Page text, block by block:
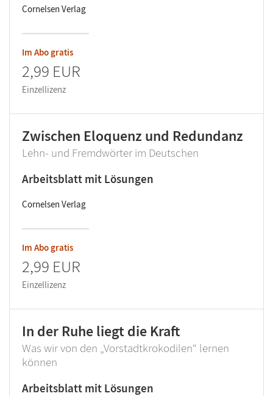
Cornelsen Verlag
Im Abo gratis
2,99 EUR
Einzellizenz
Zwischen Eloquenz und Redundanz
Lehn- und Fremdwörter im Deutschen
Arbeitsblatt mit Lösungen
Cornelsen Verlag
Im Abo gratis
2,99 EUR
Einzellizenz
In der Ruhe liegt die Kraft
Was wir von den „Vorstadtkrokodilen“ lernen
können
Arbeitsblatt mit Lösungen